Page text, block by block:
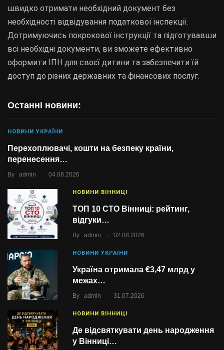
Останні новини:
НОВИНИ УКРАЇНИ
Перехоплювачі, кошти на безпеку країни,
перенесення…
By admin . 04.08.2026
НОВИНИ ВІННИЦІ
ТОП 10 СТО Вінниці: рейтинг,
відгуки…
By admin . 02.08.2026
НОВИНИ УКРАЇНИ
Україна отримала €3,47 млрд у
межах…
By admin . 31.07.2026
НОВИНИ ВІННИЦІ
Де відсвяткувати день народження
у Вінниці…
швидко отримати необхідний документ без
необхідності відвідування податкової інспекції.
Дотримуючись покрокової інструкції та підготувавши
всі необхідні документи, ви зможете ефективно
оформити ІПН для своєї дитини та забезпечити їй
доступ до різних державних та фінансових послуг.